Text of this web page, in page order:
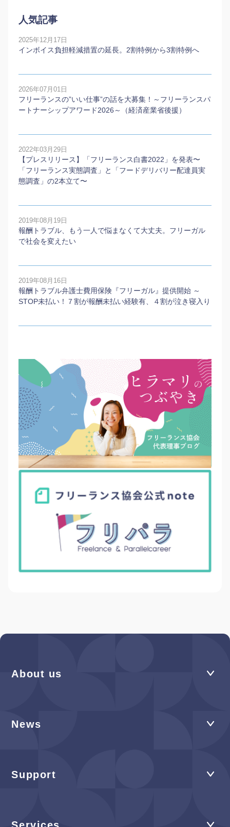
人気記事
2025年12月17日
インボイス負担軽減措置の延長。2割特例から3割特例へ
2026年07月01日
フリーランスの”いい仕事”の話を大募集！～フリーランスパ
ートナーシップアワード2026～（経済産業省後援）
2022年03月29日
【プレスリリース】「フリーランス白書2022」を発表〜
「フリーランス実態調査」と「フードデリバリー配達員実
態調査」の2本⽴て〜
2019年08月19日
報酬トラブル、もう一人で悩まなくて大丈夫。フリーガル
で社会を変えたい
2019年08月16日
報酬トラブル弁護士費用保険『フリーガル』提供開始 ～
STOP未払い！７割が報酬未払い経験有、４割が泣き寝入り
About us
News
Support